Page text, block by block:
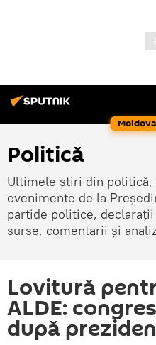
Politică
Ultimele știri din
evenimente de la
partide politice,
surse, comentarii și
Lovitură
ALDE:
după